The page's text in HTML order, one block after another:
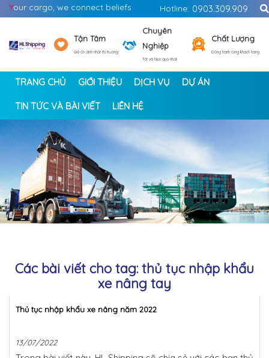
Your cargo, we connect beliefs Hotline: 0903.309.909
Tận Tâm
Giá ổn định nhất thị trường
Chuyên
Nghiệp
Tốt và hiệu quả nhất
Chất Lượng
Đồng hành cùng khách hàng
TRANG CHỦ GIỚI THIỆU DỊCH VỤ DỰ ÁN
TIN TỨC VÀ BÀI VIẾT LIÊN HỆ
< >
Các bài viết cho tag: thủ tục nhập khẩu
xe nâng tay
Thủ tục nhập khẩu xe nâng năm 2022
13/07/2022